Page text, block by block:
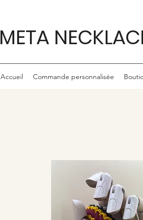
META
Accueil Commande personnalisée